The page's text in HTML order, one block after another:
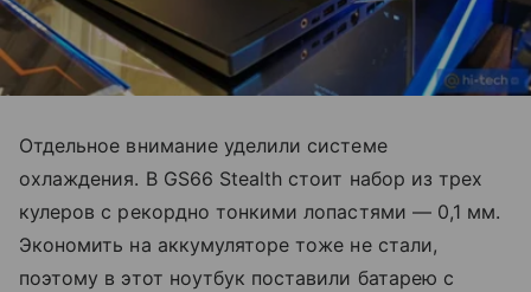
Отдельное внимание уделили системе
охлаждения. В GS66 Stealth cтоит набор из трех
кулеров с рекордно тонкими лопастями — 0,1 мм.
Экономить на аккумуляторе тоже не стали,
поэтому в этот ноутбук поставили батарею с